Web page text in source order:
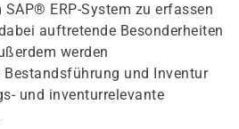
ERP-System zu erfassen
auftretende Besonderheiten
werden
und Inventur
und inventurrelevante